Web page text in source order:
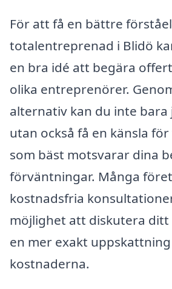
För att få en bättre
totalentreprenad i Blidö
en bra idé att begära
olika entreprenörer.
alternativ kan du inte bara
utan också få en känsla
som bäst motsvarar dina
förväntningar. Många
kostnadsfria
möjlighet att diskutera ditt
en mer exakt
kostnaderna.